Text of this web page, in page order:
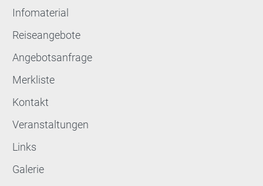
Infomaterial
Reiseangebote
Angebotsanfrage
Merkliste
Kontakt
Veranstaltungen
Links
Galerie